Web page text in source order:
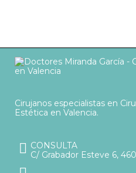
Cirujanos especialistas en
Estética en Valencia.
CONSULTA
C/ Grabador Esteve 6,